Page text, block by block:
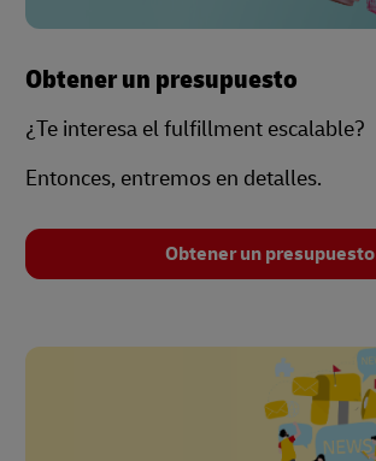
Obtener un presupuesto
¿Te interesa el fulfillment escalable?
Entonces, entremos en detalles.
Obtener un presupuesto